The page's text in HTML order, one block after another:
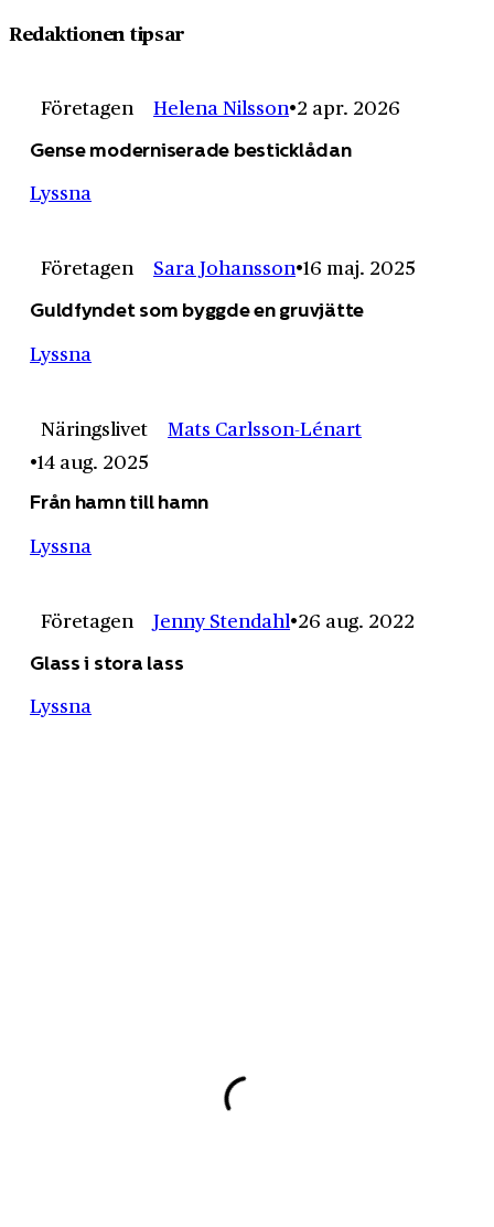
Redaktionen tipsar
Företagen Helena Nilsson 2 apr. 2026
Gense moderniserade besticklådan
Lyssna
Företagen Sara Johansson 16 maj. 2025
Guldfyndet som byggde en gruvjätte
Lyssna
Näringslivet
Mats Carlsson-Lénart
14 aug. 2025
Från hamn till hamn
Lyssna
Företagen Jenny Stendahl 26 aug. 2022
Glass i stora lass
Lyssna